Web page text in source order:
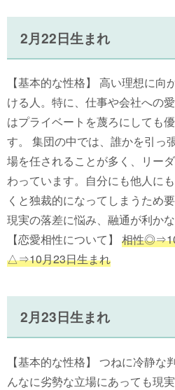
2月22日生まれ
【基本的な性格】 高い理想に
ける人。特に、仕事や会社への
はプライベートを蔑ろにしても
す。 集団の中では、誰かを引っ
場を任されることが多く、リー
わっています。自分にも他人に
くと独裁的になってしまうため
現実の落差に悩み、融通が利か
【恋愛相性について】 相性
△⇒10月23日生まれ
2月23日生まれ
【基本的な性格】 つねに冷静
んなに劣勢な立場にあっても現